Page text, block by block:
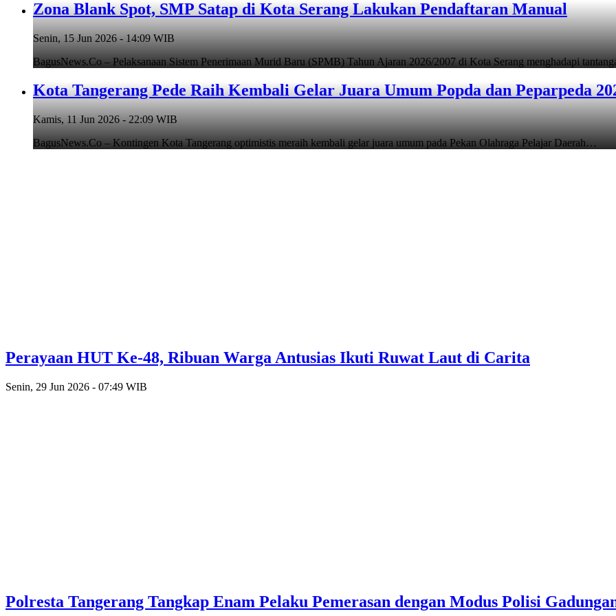
Zona Blank Spot, SMP Satap di Kota Serang Lakukan Pendaftaran Manual
Senin, 15 Jun 2026 - 14:09 WIB
BagusNews.Co – Pelaksanaan Sistem Penerimaan Murid Baru (SPMB) Tahun Ajaran 2026/2007 di Kota Serang menghadapi
Kota Tangerang Pede Raih Kembali Gelar Juara Umum Popda dan Peparpeda
Kamis, 11 Jun 2026 - 22:09 WIB
BagusNews.Co – Kontingen Kota Tangerang optimistis meraih kembali gelar juara umum pada Pekan Olahraga Pelajar Daerah…
Perayaan HUT Ke-48, Ribuan Warga Antusias Ikuti Ruwat Laut di Carita
Senin, 29 Jun 2026 - 07:49 WIB
Polresta Tangerang Tangkap Enam Pelaku Pemerasan dengan Modus Polisi